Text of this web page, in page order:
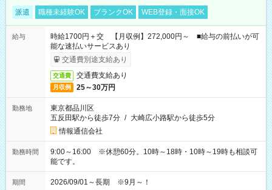
派遣 職種未経験OK ブランクOK WEB登録・面接OK
給与
時給1700円＋交 【月収例】272,000円～ ■給与の前払いが可
能な速払いサービスあり
交通費別途支給あり
交通費 交通費支給あり
月収例 25～30万円
勤務地
東京都品川区
五反田駅から徒歩7分 / 大崎広小路駅から徒歩5分
情報通信会社
勤務時間
9:00～16:00 ※休憩60分。10時～18時・10時～19時も相談可
能です。
期間 2026/09/01～長期 ※9月～！